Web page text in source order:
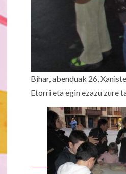
Bihar, abenduak 26,
Etorri eta egin ezazu zure